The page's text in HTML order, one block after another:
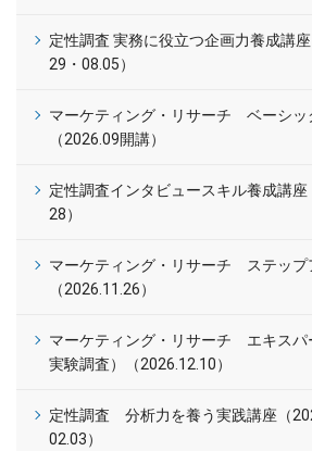
定性調査 実務に役立つ企画力養成講
29・08.05）
マーケティング・リサーチ ベーシッ
（2026.09開講）
定性調査インタビュースキル養成講座
28）
マーケティング・リサーチ ステップ
（2026.11.26）
マーケティング・リサーチ エキスパ
実験調査）（2026.12.10）
定性調査 分析力を養う実践講座（
02.03）